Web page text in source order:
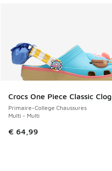
Crocs One Piece Classic Clog
Primaire-College Chaussures
Multi - Multi
€ 64,99